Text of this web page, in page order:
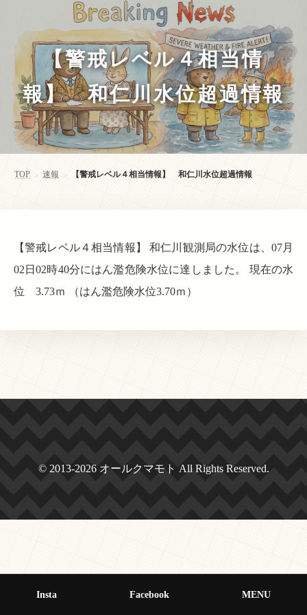
【警戒レベル４相当情
報】 和仁川水位超過情報
TOP > 速報 > 【警戒レベル４相当情報】 和仁川水位超過情報
【警戒レベル４相当情報】 和仁川観測局の水位は、07月
02日02時40分にはん濫危険水位に達しました。 現在の水
位 3.73ｍ （はん濫危険水位3.70ｍ）
© 2013-2026 オールクマモト All Rights Reserved.
Insta Facebook MENU